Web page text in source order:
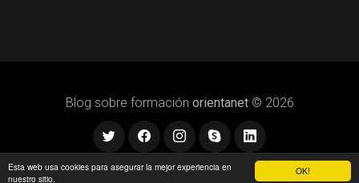
OK!
Esta web usa cookies para asegurar la mejor experiencia en
nuestro sitio.
Blog sobre formación orientanet© 2026